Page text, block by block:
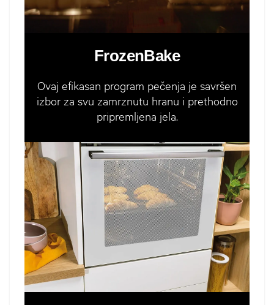
FrozenBake
Ovaj efikasan program pečenja je savršen
izbor za svu zamrznutu hranu i prethodno
pripremljena jela.